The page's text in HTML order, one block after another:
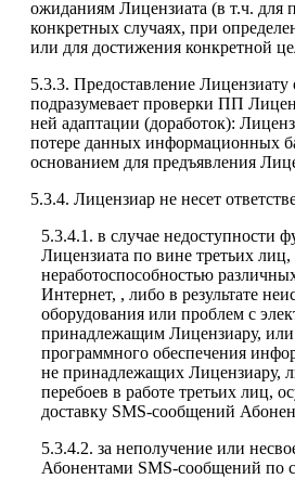
ожиданиям Лицензиата (в т.ч. для
конкретных случаях, при
или для достижения конкретной
5.3.3. Предоставление
подразумевает проверки ПП
ней адаптации (доработок):
потере данных информационных
основанием для предъявления
5.3.4. Лицензиар не несет
5.3.4.1. в случае недоступности
Лицензиата по вине третьих
неработоспособностью
Интернет, , либо в результате
оборудования или проблем с
принадлежащим Лицензиару, или
программного обеспечения
не принадлежащих Лицензиару,
перебоев в работе третьих лиц,
доставку SMS-сообщений
5.3.4.2. за неполучение или
Абонентами SMS-сообщений по